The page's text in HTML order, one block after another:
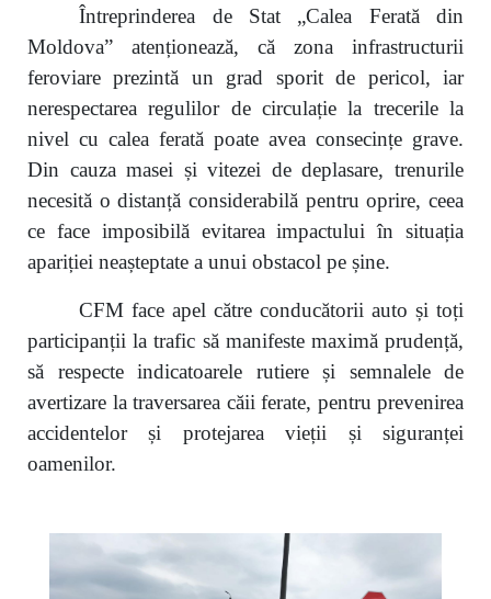
Întreprinderea de Stat „Calea Ferată din
Moldova” atenționează, că zona infrastructurii
feroviare prezintă un grad sporit de pericol, iar
nerespectarea regulilor de circulație la trecerile la
nivel cu calea ferată poate avea consecințe grave.
Din cauza masei și vitezei de deplasare, trenurile
necesită o distanță considerabilă pentru oprire, ceea
ce face imposibilă evitarea impactului în situația
apariției neașteptate a unui obstacol pe șine.
CFM face apel către conducătorii auto și toți
participanții la trafic să manifeste maximă prudență,
să respecte indicatoarele rutiere și semnalele de
avertizare la traversarea căii ferate, pentru prevenirea
accidentelor și protejarea vieții și siguranței
oamenilor.